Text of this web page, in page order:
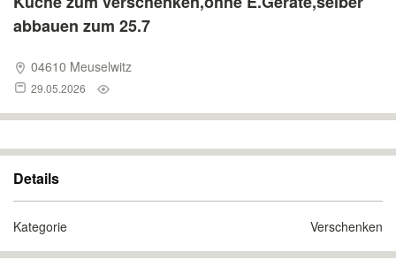
abbauen zum 25.7
04610 Meuselwitz
29.05.2026
Details
Kategorie Verschenken